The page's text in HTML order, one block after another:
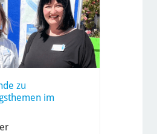
zu
im